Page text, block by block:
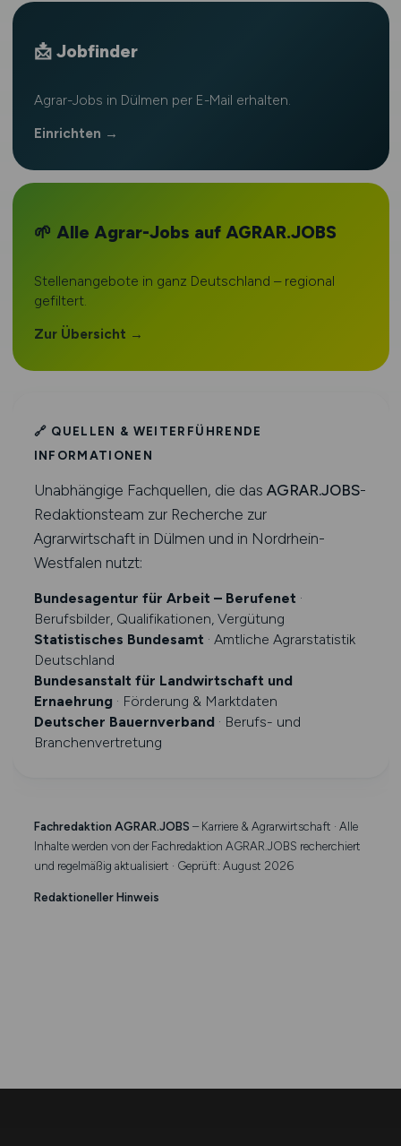
📩 Jobfinder
Agrar-Jobs in Dülmen per E-Mail erhalten.
Einrichten →
🌱 Alle Agrar-Jobs auf AGRAR.JOBS
Stellenangebote in ganz Deutschland – regional
gefiltert.
Zur Übersicht →
🔗 QUELLEN & WEITERFÜHRENDE
INFORMATIONEN
Unabhängige Fachquellen, die das AGRAR.JOBS-
Redaktionsteam zur Recherche zur
Agrarwirtschaft in Dülmen und in Nordrhein-
Westfalen nutzt:
Bundesagentur für Arbeit – Berufenet ·
Berufsbilder, Qualifikationen, Vergütung
Statistisches Bundesamt · Amtliche Agrarstatistik
Deutschland
Bundesanstalt für Landwirtschaft und
Ernaehrung · Förderung & Marktdaten
Deutscher Bauernverband · Berufs- und
Branchenvertretung
Fachredaktion AGRAR.JOBS – Karriere & Agrarwirtschaft · Alle
Inhalte werden von der Fachredaktion AGRAR.JOBS recherchiert
und regelmäßig aktualisiert · Geprüft: August 2026
Redaktioneller Hinweis